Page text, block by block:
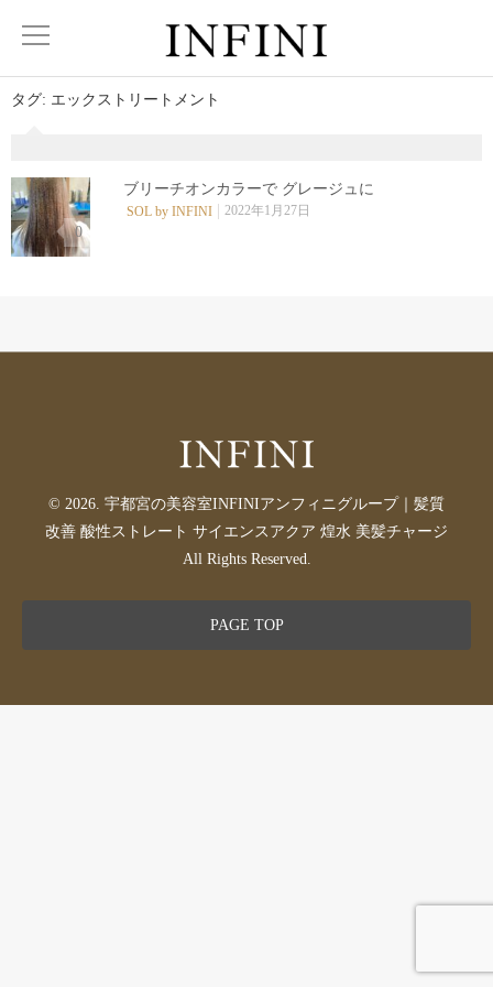
タグ: エックストリートメント
0
ブリーチオンカラーで グレージュに
SOL by INFINI 2022年1月27日
© 2026. 宇都宮の美容室INFINIアンフィニグループ｜髪質
改善 酸性ストレート サイエンスアクア 煌水 美髪チャージ
All Rights Reserved.
PAGE TOP